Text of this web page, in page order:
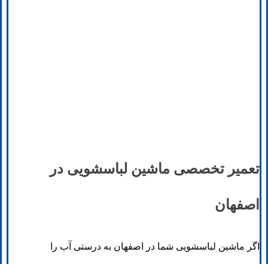
تعمیر تخصصی ماشین لباسشویی در
اصفهان
اگر ماشین لباسشویی شما در اصفهان به درستی آب را